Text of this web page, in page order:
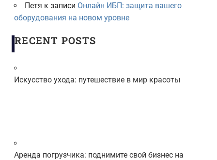
Петя к записи Онлайн ИБП: защита вашего
оборудования на новом уровне
RECENT POSTS
Искусство ухода: путешествие в мир красоты
Аренда погрузчика: поднимите свой бизнес на